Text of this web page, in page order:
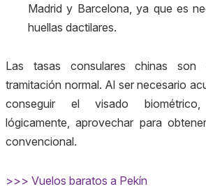
Madrid y Barcelona, ya que es
huellas dactilares.
Las tasas consulares chinas
tramitación normal. Al ser necesario
conseguir el visado
lógicamente, aprovechar para
convencional.
>>> Vuelos baratos a Pekín